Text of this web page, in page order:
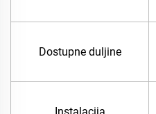
Dostupne duljine